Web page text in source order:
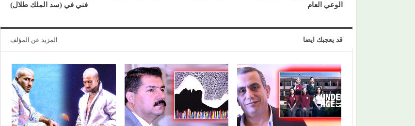
الوعي العام
فني في (سد الملك طلال)
قد يعجبك ايضا المزيد عن المؤلف